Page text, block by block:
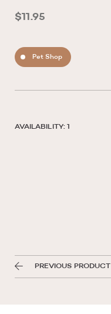
$11.95
Pet Shop
AVAILABILITY: 1
PREVIOUS PRODUCT